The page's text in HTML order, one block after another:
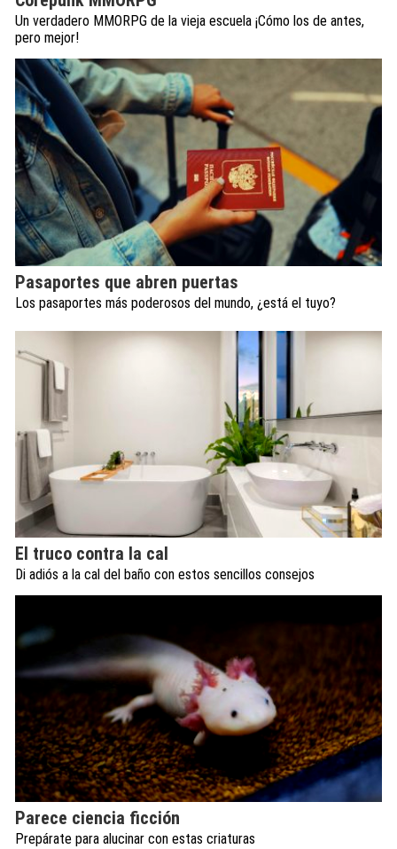
Un verdadero MMORPG de la vieja escuela ¡Cómo los de antes,
pero mejor!
Pasaportes que abren puertas
Los pasaportes más poderosos del mundo, ¿está el tuyo?
El truco contra la cal
Di adiós a la cal del baño con estos sencillos consejos
Parece ciencia ficción
Prepárate para alucinar con estas criaturas